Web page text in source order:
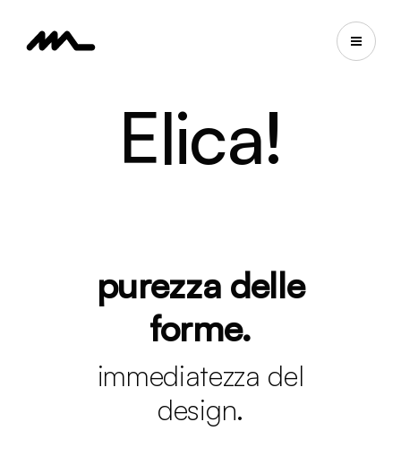
Elica!
purezza delle
forme.
immediatezza del
design.